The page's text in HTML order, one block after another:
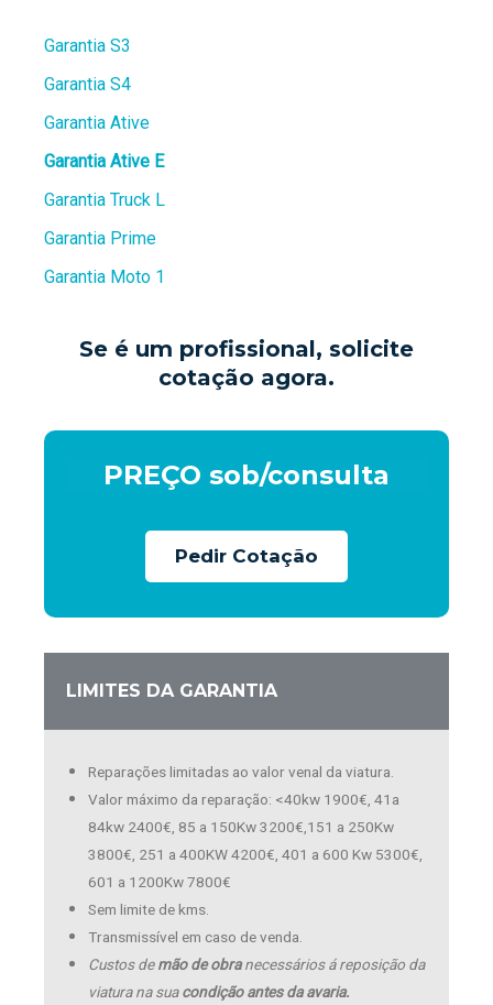
Garantia S3
Garantia S4
Garantia Ative
Garantia Ative E
Garantia Truck L
Garantia Prime
Garantia Moto 1
Se é um profissional, solicite
cotação agora.
PREÇO sob/consulta
Pedir Cotação
LIMITES DA GARANTIA
Reparações limitadas ao valor venal da viatura.
Valor máximo da reparação: <40kw 1900€, 41a
84kw 2400€, 85 a 150Kw 3200€,151 a 250Kw
3800€, 251 a 400KW 4200€, 401 a 600 Kw 5300€,
601 a 1200Kw 7800€
Sem limite de kms.
Transmissível em caso de venda.
Custos demão de obranecessários á reposição da
viatura na suacondição antes da avaria.